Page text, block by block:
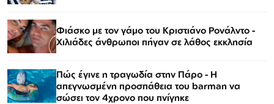
Φιάσκο με τον γάμο του Κριστιάνο Ρονάλντο -
Χιλιάδες άνθρωποι πήγαν σε λάθος εκκλησία
Πώς έγινε η τραγωδία στην Πάρο - Η
απεγνωσμένη προσπάθεια του barman να
σώσει τον 4χρονο που πνίγηκε